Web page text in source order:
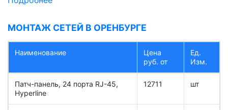
МОНТАЖ СЕТЕЙ В ОРЕНБУРГЕ
Наименование
Цена
руб. от
Ед.
Изм.
Патч-панель, 24 порта RJ-45,
Hyperline
12711 шт